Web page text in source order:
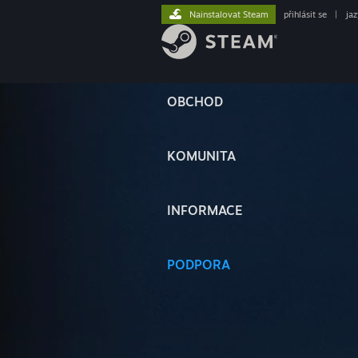
OBCHOD
KOMUNITA
INFORMACE
PODPORA
Nainstalovat Steam přihlásit se